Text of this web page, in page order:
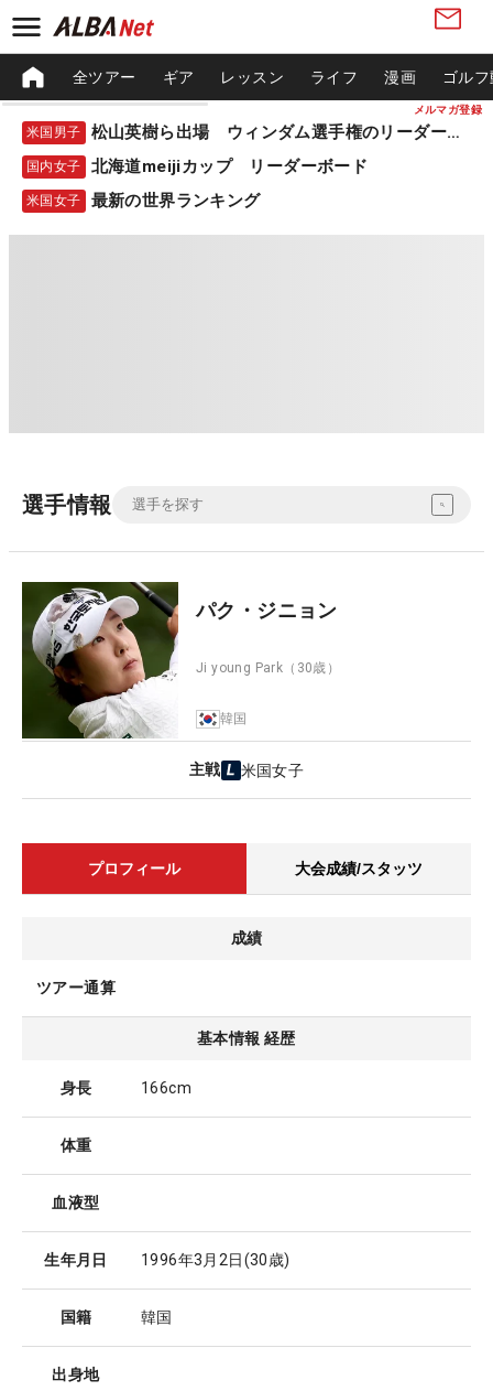
メルマガ登録
全ツアー ギア レッスン ライフ 漫画 ゴル
米国男子 松山英樹ら出場 ウィンダム選手権のリーダーボード
国内女子 北海道meijiカップ リーダーボード
米国女子 最新の世界ランキング
選手情報
パク・ジニョン
Ji young Park （30歳）
韓国
主戦 米国女子
プロフィール 大会成績/スタッツ
成績
ツアー通算
基本情報 経歴
身長 166cm
体重
血液型
生年月日 1996年3月2日(30歳)
国籍 韓国
出身地